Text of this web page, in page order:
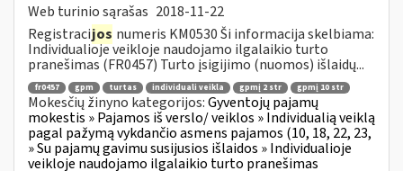
Web turinio sąrašas 2018-11-22
Registracijos numeris KM0530 Ši informacija skelbiama:
Individualioje veikloje naudojamo ilgalaikio turto
pranešimas (FR0457) Turto įsigijimo (nuomos) išlaidų...
fr0457 gpm turtas individuali veikla gpmį 2 str gpmį 10 str
Mokesčių žinyno kategorijos:Gyventojų pajamų
mokestis » Pajamos iš verslo/ veiklos » Individualią veiklą
pagal pažymą vykdančio asmens pajamos (10, 18, 22, 23,
» Su pajamų gavimu susijusios išlaidos » Individualioje
veikloje naudojamo ilgalaikio turto pranešimas